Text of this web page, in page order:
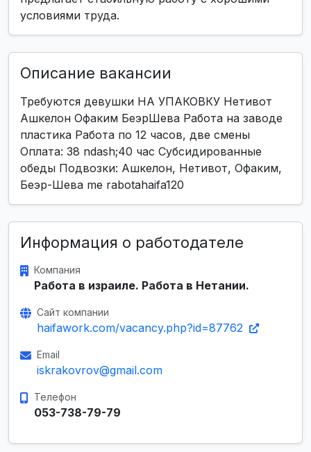
условиями труда.
Описание вакансии
Требуются девушки НА УПАКОВКУ Нетивот
Ашкелон Офаким БеэрШева Работа на заводе
пластика Работа по 12 часов, две смены
Оплата: 38 ndash;40 час Субсидированные
обеды Подвозки: Ашкелон, Нетивот, Офаким,
Беэр-Шева me rabotahaifa120
Информация о работодателе
Компания
Работа в израиле. Работа в Нетании.
Сайт компании
haifawork.com/vacancy.php?id=87762
Email
iskrakovrov@gmail.com
Телефон
053-738-79-79